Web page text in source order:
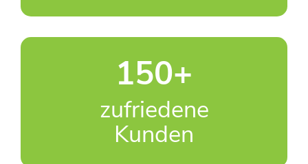
150+
zufriedene
Kunden